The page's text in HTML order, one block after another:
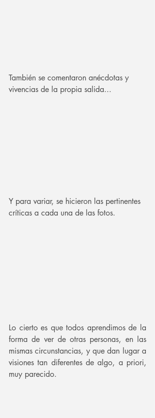
También se comentaron anécdotas y
vivencias de la propia salida...
Y para variar, se hicieron las pertinentes
críticas a cada una de las fotos.
Lo cierto es que todos aprendimos de la
forma de ver de otras personas, en las
mismas circunstancias, y que dan lugar a
visiones tan diferentes de algo, a priori,
muy parecido.